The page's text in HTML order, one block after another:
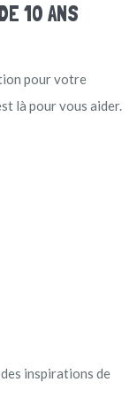
10 ANS
pour votre
là pour vous aider.
inspirations de